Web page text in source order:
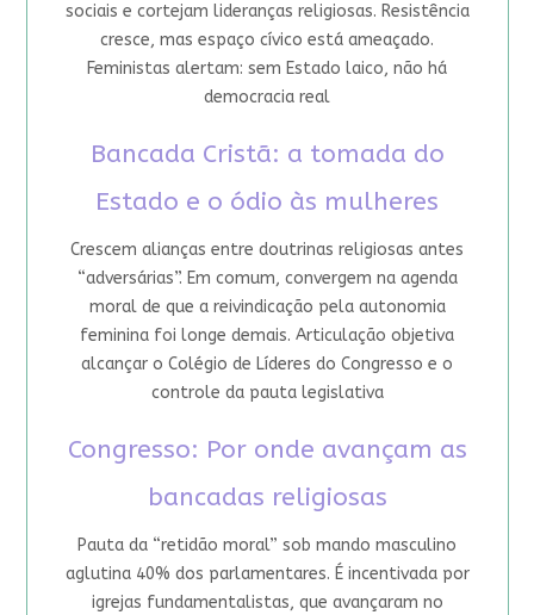
sociais e cortejam lideranças religiosas. Resistência
cresce, mas espaço cívico está ameaçado.
Feministas alertam: sem Estado laico, não há
democracia real
Bancada Cristã: a tomada do
Estado e o ódio às mulheres
Crescem alianças entre doutrinas religiosas antes
“adversárias”. Em comum, convergem na agenda
moral de que a reivindicação pela autonomia
feminina foi longe demais. Articulação objetiva
alcançar o Colégio de Líderes do Congresso e o
controle da pauta legislativa
Congresso: Por onde avançam as
bancadas religiosas
Pauta da “retidão moral” sob mando masculino
aglutina 40% dos parlamentares. É incentivada por
igrejas fundamentalistas, que avançaram no